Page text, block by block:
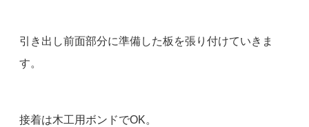
引き出し前面部分に準備した板を張り付けていきま
す。
接着は木工用ボンドでOK。